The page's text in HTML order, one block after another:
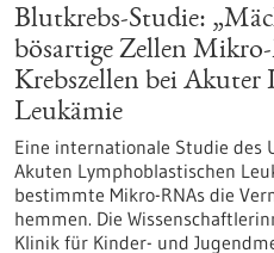
Blutkrebs-Studie:
bösartige Zellen
Krebszellen bei Akuter
Leukämie
Eine internationale Studie
Akuten Lymphoblastischen
bestimmte Mikro-RNAs die
hemmen. Die
Klinik für Kinder- und